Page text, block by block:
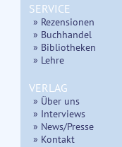
SERVICE
» Rezensionen
» Buchhandel
» Bibliotheken
» Lehre
VERLAG
» Über uns
» Interviews
» News/Presse
» Kontakt